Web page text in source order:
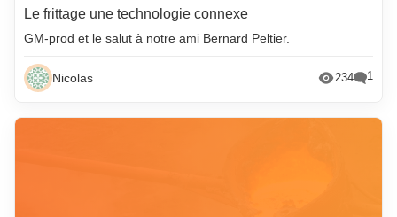
Le frittage une technologie connexe
GM-prod et le salut à notre ami Bernard Peltier.
Nicolas 234 1